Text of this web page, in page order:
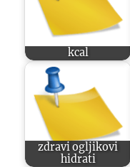
kcal
zdravi ogljikovi
hidrati